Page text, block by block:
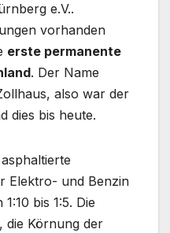
e.V..
vorhanden
erste permanente
. Der Name
also war der
dies bis heute.
Elektro- und Benzin
bis 1:5. Die
die Körnung der